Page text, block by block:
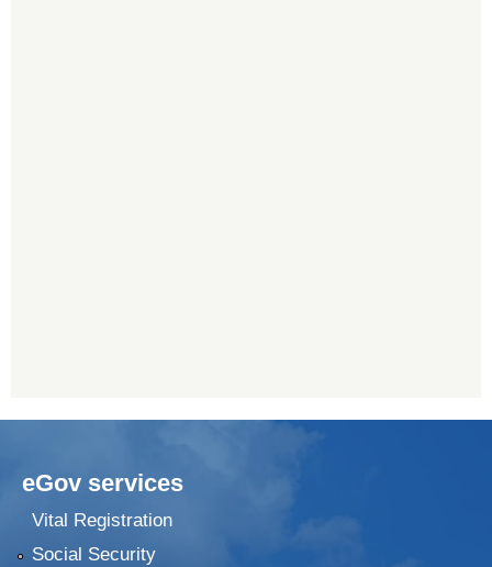
eGov services
Vital Registration
Social Security